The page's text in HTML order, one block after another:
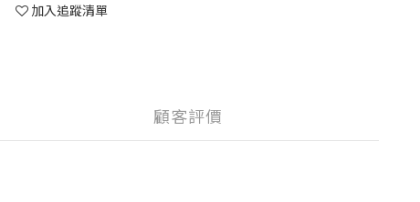
加入追蹤清單
顧客評價